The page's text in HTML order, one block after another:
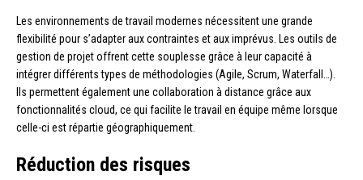
Les environnements de travail modernes nécessitent une grande
flexibilité pour s’adapter aux contraintes et aux imprévus. Les outils de
gestion de projet offrent cette souplesse grâce à leur capacité à
intégrer différents types de méthodologies (Agile, Scrum, Waterfall…).
Ils permettent également une collaboration à distance grâce aux
fonctionnalités cloud, ce qui facilite le travail en équipe même lorsque
celle-ci est répartie géographiquement.
Réduction des risques